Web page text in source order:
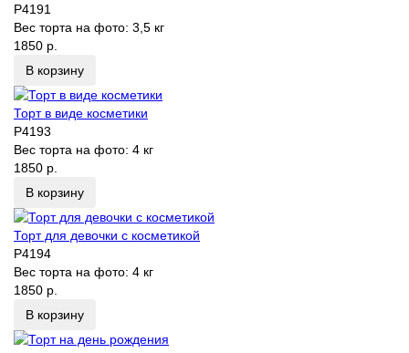
P4191
Вес торта на фото: 3,5 кг
1850 р.
В корзину
Торт в виде косметики
P4193
Вес торта на фото: 4 кг
1850 р.
В корзину
Торт для девочки с косметикой
P4194
Вес торта на фото: 4 кг
1850 р.
В корзину